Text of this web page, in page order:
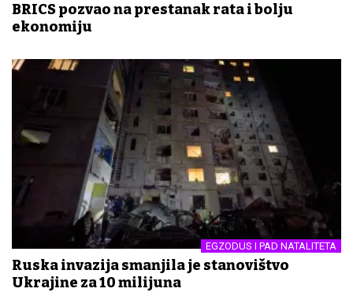
BRICS pozvao na prestanak rata i bolju
ekonomiju
EGZODUS I PAD NATALITETA
Ruska invazija smanjila je stanovištvo
Ukrajine za 10 milijuna